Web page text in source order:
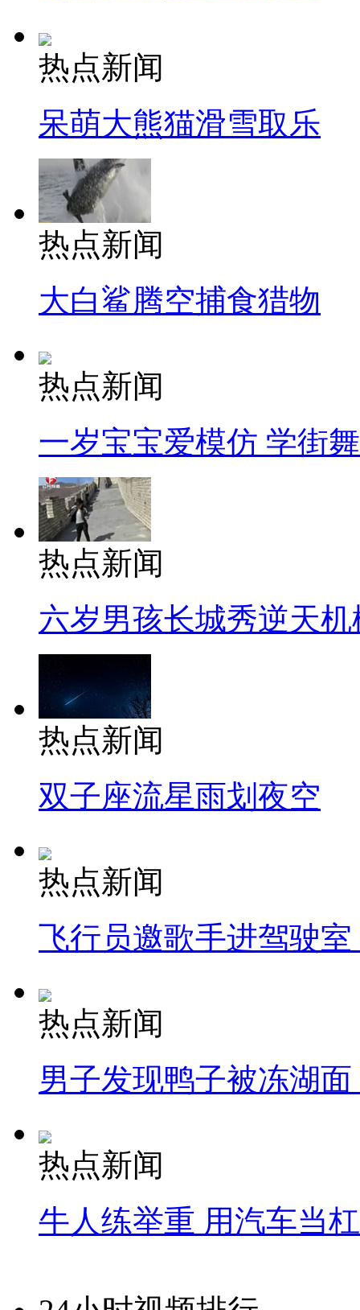
热点新闻
呆萌大熊猫滑雪取乐
热点新闻
大白鲨腾空捕食猎物
热点新闻
一岁宝宝爱模仿 学街
热点新闻
六岁男孩长城秀逆天机
热点新闻
双子座流星雨划夜空
热点新闻
飞行员邀歌手进驾驶
热点新闻
男子发现鸭子被冻湖
热点新闻
牛人练举重 用汽车当